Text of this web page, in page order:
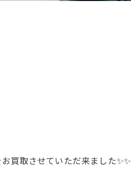
買取させていただ来ました✨✨